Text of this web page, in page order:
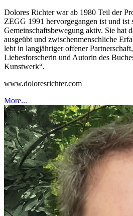
Dolores Richter war ab 1980 Teil der
ZEGG 1991 hervorgegangen ist und
Gemeinschaftsbewegung aktiv. Sie hat
ausgeübt und zwischenmenschliche
lebt in langjähriger offener
Liebesforscherin und Autorin des
Kunstwerk“.
www.doloresrichter.com
More...